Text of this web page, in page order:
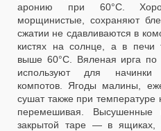
аронию при 60°С.
морщинистые, сохраняют
сжатии не сдавливаются в
кистях на солнце, а в печи
выше 60°С. Вяленая ирга по
используют для начинки
компотов. Ягоды малины,
сушат также при
перемешивая.
закрытой таре — в